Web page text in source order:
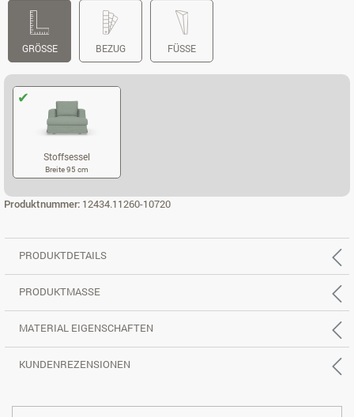
GRÖSSE BEZUG FÜSSE
Stoffsessel
Breite 95 cm
Produktnummer: 12434.11260-10720
PRODUKTDETAILS
PRODUKTMASSE
MATERIAL EIGENSCHAFTEN
KUNDENREZENSIONEN